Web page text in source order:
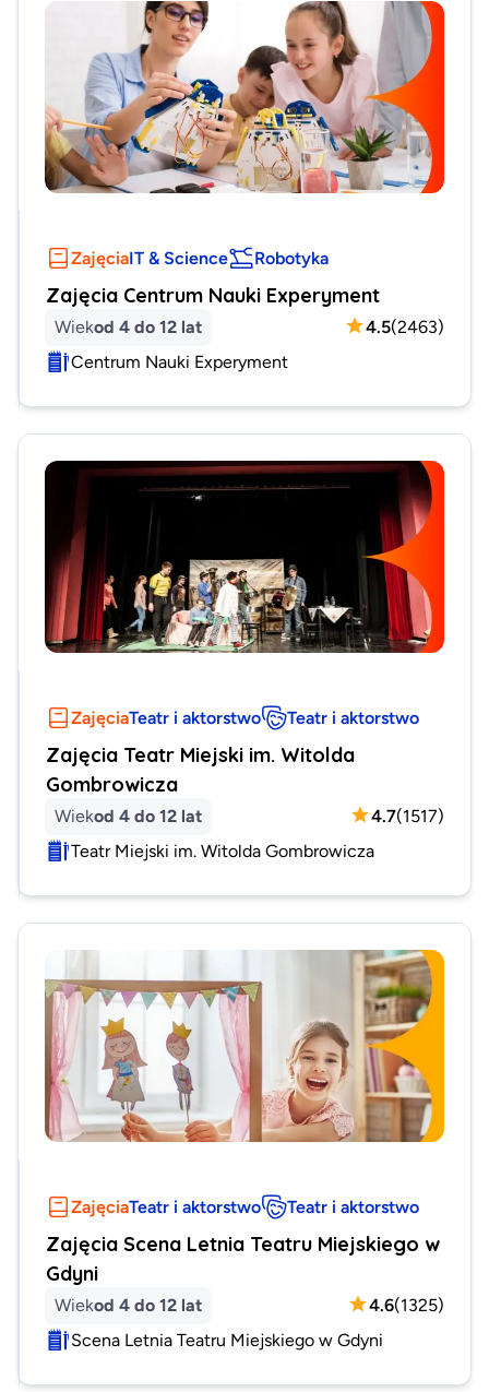
ZajęciaIT & Science Robotyka
Zajęcia Centrum Nauki Experyment
Wiekod 4 do 12 lat 4.5(2463)
Centrum Nauki Experyment
ZajęciaTeatr i aktorstwo Teatr i aktorstwo
Zajęcia Teatr Miejski im. Witolda
Gombrowicza
Wiekod 4 do 12 lat 4.7(1517)
Teatr Miejski im. Witolda Gombrowicza
ZajęciaTeatr i aktorstwo Teatr i aktorstwo
Zajęcia Scena Letnia Teatru Miejskiego w
Gdyni
Wiekod 4 do 12 lat 4.6(1325)
Scena Letnia Teatru Miejskiego w Gdyni